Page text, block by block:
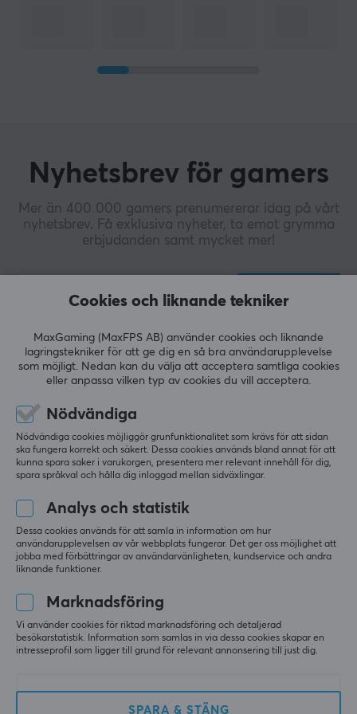
Nyhetsbrev för gamers
Mer än 400 000 gamers prenumererar idag på vårt
nyhetsbrev. Få exklusiva nyheter, ta emot grymma
erbjudanden samt mycket mer!
PRENUMERERA
KUNDSERVICE
Frågor & svar
Köpvillkor
MAXGAMING
Cookies
Om oss
Betalsätt
Trygg e-handel
Cookies och liknande tekniker
MaxGaming (MaxFPS AB) använder cookies och liknande
lagringstekniker för att ge dig en så bra användarupplevelse
som möjligt. Nedan kan du välja att acceptera samtliga cookies
eller anpassa vilken typ av cookies du vill acceptera.
Nödvändiga
Nödvändiga cookies möjliggör grunfunktionalitet som krävs för att sidan
ska fungera korrekt och säkert. Dessa cookies används bland annat för att
kunna spara saker i varukorgen, presentera mer relevant innehåll för dig,
spara språkval och hålla dig inloggad mellan sidväxlingar.
Analys och statistik
Dessa cookies används för att samla in information om hur
användarupplevelsen av vår webbplats fungerar. Det ger oss möjlighet att
jobba med förbättringar av användarvänligheten, kundservice och andra
liknande funktioner.
Marknadsföring
Vi använder cookies för riktad marknadsföring och detaljerad
besökarstatistik. Information som samlas in via dessa cookies skapar en
intresseprofil som ligger till grund för relevant annonsering till just dig.
SPARA & STÄNG